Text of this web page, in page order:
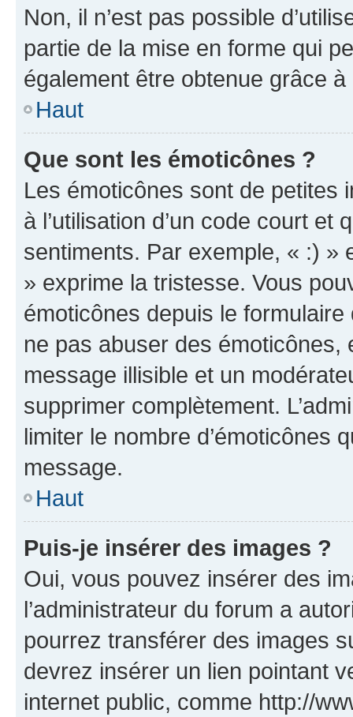
Non, il n’est pas possible
partie de la mise en forme qui
également être obtenue grâce à
Haut
Que sont les émoticônes ?
Les émoticônes sont de petites
à l’utilisation d’un code court et
sentiments. Par exemple, « :) »
» exprime la tristesse. Vous
émoticônes depuis le
ne pas abuser des
message illisible et un
supprimer complètement.
limiter le nombre d’émoticônes
message.
Haut
Puis-je insérer des images ?
Oui, vous pouvez insérer des
l’administrateur du forum a
pourrez transférer des images
devrez insérer un lien pointant
internet public, comme http://